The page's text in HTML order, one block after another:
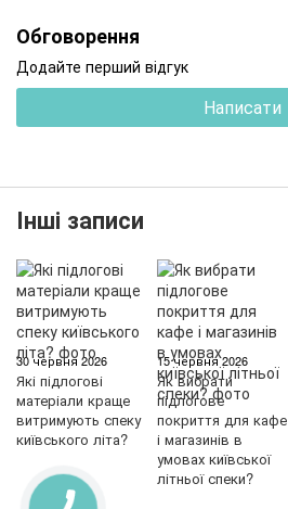
Обговорення
Додайте перший відгук
Написати
Інші записи
30 червня 2026
Які підлогові
матеріали краще
витримують спеку
київського літа?
15 червня 2026
Як вибрати
підлогове
покриття для кафе
і магазинів в
умовах київської
літньої спеки?